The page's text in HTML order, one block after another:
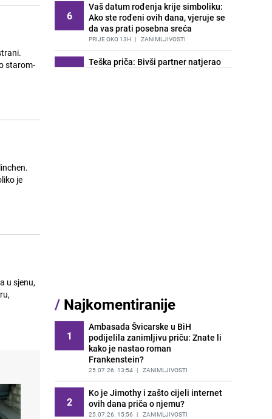
je
u sjenu,
6
Vaš datum rođenja krije simboliku:
Ako ste rođeni ovih dana, vjeruje se
da vas prati posebna sreća
PRIJE OKO 13H | ZANIMLJIVOSTI
7
Teška priča: Bivši partner natjerao
PRIJE 1 DAN | ZANIMLJIVOSTI
12
Bez nje nekada nije bilo bosanske
svadbe: Znate li šta je sehara?
PRIJE OKO 23H | ZANIMLJIVOSTI
13
Milk nails su hit ovog ljeta:
Minimalistički manikir koji osvaja
ljubitelje elegancije
PRIJE OKO 23H | ZANIMLJIVOSTI
/ Najkomentiranije
1
Ambasada Švicarske u BiH
podijelila zanimljivu priču: Znate li
kako je nastao roman
Frankenstein?
25.07.26. 13:54 | ZANIMLJIVOSTI
2
Ko je Jimothy i zašto cijeli internet
ovih dana priča o njemu?
25.07.26. 15:56 | ZANIMLJIVOSTI